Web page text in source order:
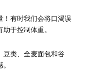
！有时我们会将口渴误
于控制体重。
豆类、全麦面包和谷